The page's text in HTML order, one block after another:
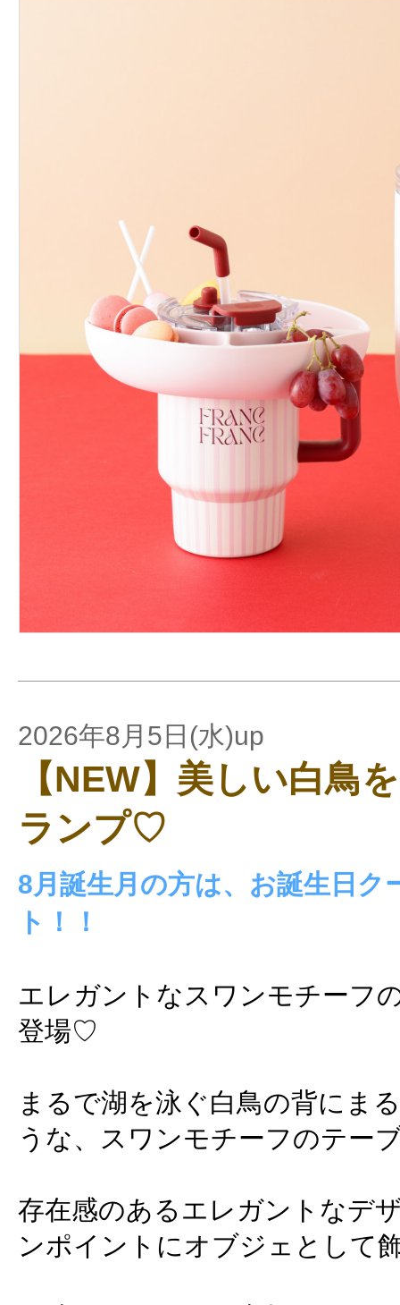
2026年8月5日(水)up
【NEW】美しい白鳥
ランプ♡
8月誕生月の方は、お誕生日ク
ト！！
エレガントなスワンモチーフ
登場♡
まるで湖を泳ぐ白鳥の背にま
うな、スワンモチーフのテー
存在感のあるエレガントなデ
ンポイントにオブジェとして